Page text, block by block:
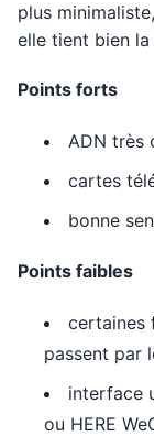
plus
elle tient bien la
Points forts
ADN très
cartes
bonne
Points faibles
certaines
passent par
interface
ou HERE